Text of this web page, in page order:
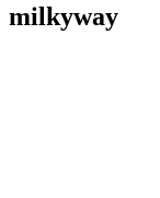
milkyway